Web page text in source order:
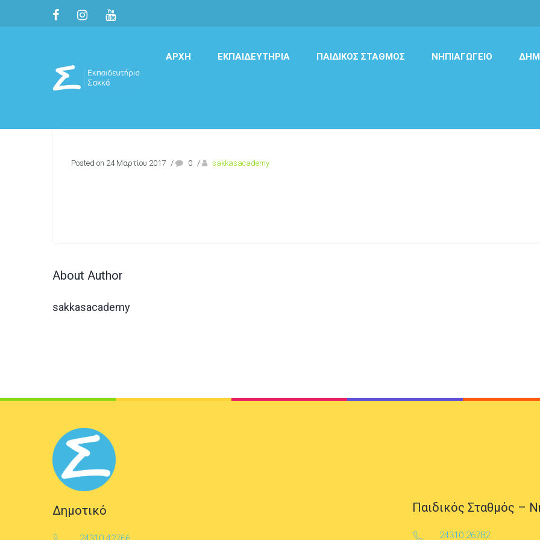
ΑΡΧΉ ΕΚΠΑΙΔΕΥΤΉΡΙΑ ΠΑΙΔΙΚΌΣ ΣΤΑΘΜΌΣ ΝΗΠΙΑΓΩΓΕΊΟ
Posted on 24 Μαρτίου 2017 / 0 / sakkasacademy
About Author
sakkasacademy
Δημοτικό Παιδικός Σταθμός –
24310 26782